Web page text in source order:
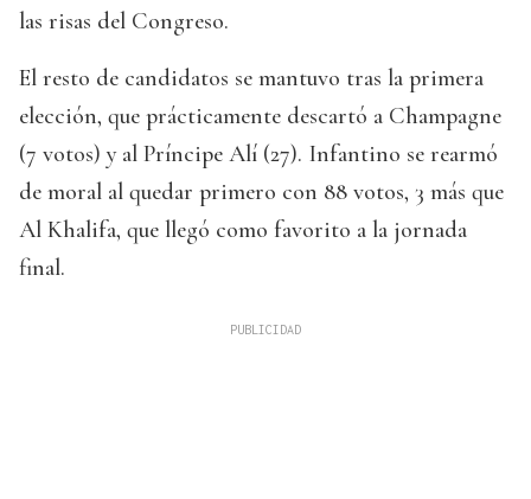
las risas del Congreso.
El resto de candidatos se mantuvo tras la primera
elección, que prácticamente descartó a Champagne
(7 votos) y al Príncipe Alí (27). Infantino se rearmó
de moral al quedar primero con 88 votos, 3 más que
Al Khalifa, que llegó como favorito a la jornada
final.